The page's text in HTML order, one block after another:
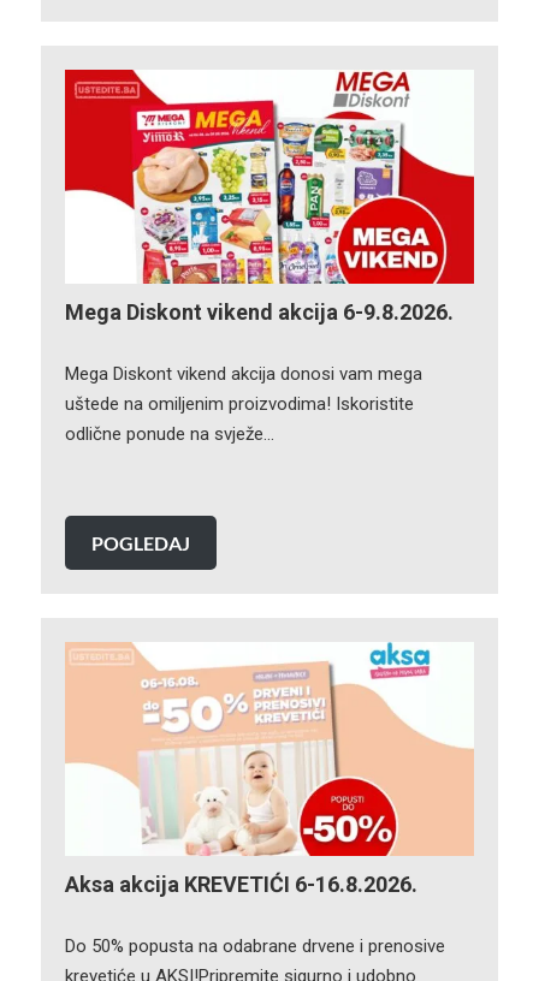
Mega Diskont vikend akcija 6-9.8.2026.
Mega Diskont vikend akcija donosi vam mega
uštede na omiljenim proizvodima! Iskoristite
odlične ponude na svježe…
POGLEDAJ
Aksa akcija KREVETIĆI 6-16.8.2026.
Do 50% popusta na odabrane drvene i prenosive